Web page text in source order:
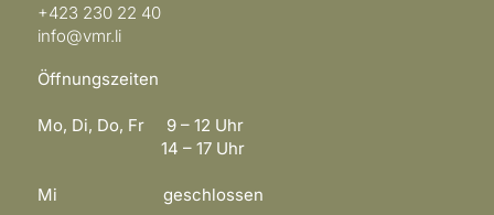
+423 230 22 40
info@vmr.li
Öffnungszeiten
Mo, Di, Do, Fr 9 – 12 Uhr
14 – 17 Uhr
Mi geschlossen